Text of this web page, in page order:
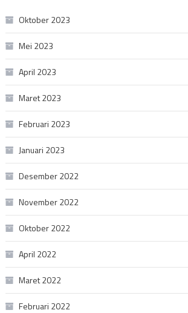
Oktober 2023
Mei 2023
April 2023
Maret 2023
Februari 2023
Januari 2023
Desember 2022
November 2022
Oktober 2022
April 2022
Maret 2022
Februari 2022